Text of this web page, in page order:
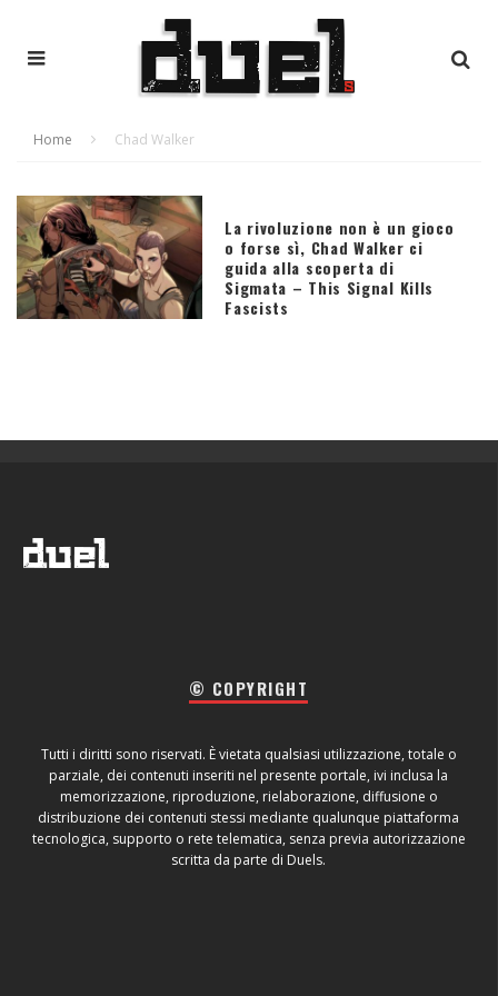
Home Chad Walker
La rivoluzione non è un gioco
o forse sì, Chad Walker ci
guida alla scoperta di
Sigmata – This Signal Kills
Fascists
© COPYRIGHT
Tutti i diritti sono riservati. È vietata qualsiasi utilizzazione, totale o
parziale, dei contenuti inseriti nel presente portale, ivi inclusa la
memorizzazione, riproduzione, rielaborazione, diffusione o
distribuzione dei contenuti stessi mediante qualunque piattaforma
tecnologica, supporto o rete telematica, senza previa autorizzazione
scritta da parte di Duels.